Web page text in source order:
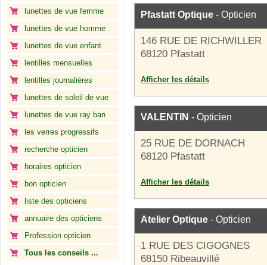
lunettes de vue femme
lunettes de vue homme
lunettes de vue enfant
lentilles mensuelles
lentilles journalières
lunettes de soleil de vue
lunettes de vue ray ban
les verres progressifs
recherche opticien
horaires opticien
bon opticien
liste des opticiens
annuaire des opticiens
Profession opticien
Tous les conseils ...
Pfastatt Optique - Opticien
146 RUE DE RICHWILLER
68120 Pfastatt
Afficher les détails
VALENTIN - Opticien
25 RUE DE DORNACH
68120 Pfastatt
Afficher les détails
Atelier Optique - Opticien
1 RUE DES CIGOGNES
68150 Ribeauvillé